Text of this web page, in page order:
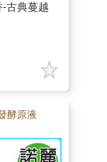
-古典蔓越
酵原液